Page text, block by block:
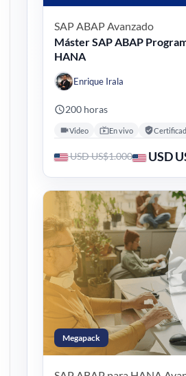
SAP ABAPAvanzado
Máster SAP ABAP
HANA
Enrique Irala
200 horas
Video En vivo
USD US$1.000 USD
Megapack